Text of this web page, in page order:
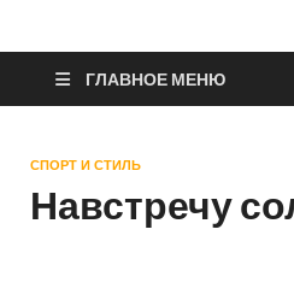
ГЛАВНОЕ МЕНЮ
СПОРТ И СТИЛЬ
Навстречу